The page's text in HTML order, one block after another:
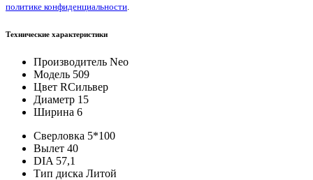
политике конфиденциальности
Технические характеристики
Производитель Neo
Модель 509
Цвет RСильвер
Диаметр 15
Ширина 6
Сверловка 5*100
Вылет 40
DIA 57,1
Тип диска Литой